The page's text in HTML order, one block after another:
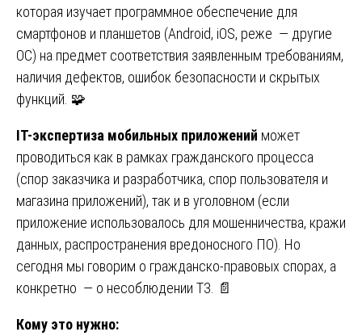
которая изучает программное обеспечение для
смартфонов и планшетов (Android, iOS, реже — другие
ОС) на предмет соответствия заявленным требованиям,
наличия дефектов, ошибок безопасности и скрытых
функций. 🧩
IT-экспертиза мобильных приложений может
проводиться как в рамках гражданского процесса
(спор заказчика и разработчика, спор пользователя и
магазина приложений), так и в уголовном (если
приложение использовалось для мошенничества, кражи
данных, распространения вредоносного ПО). Но
сегодня мы говорим о гражданско-правовых спорах, а
конкретно — о несоблюдении ТЗ. 📄
Кому это нужно: